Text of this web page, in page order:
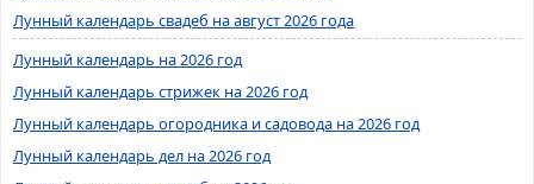
Лунный календарь свадеб на август 2026 года
Лунный календарь на 2026 год
Лунный календарь стрижек на 2026 год
Лунный календарь огородника и садовода на 2026 год
Лунный календарь дел на 2026 год